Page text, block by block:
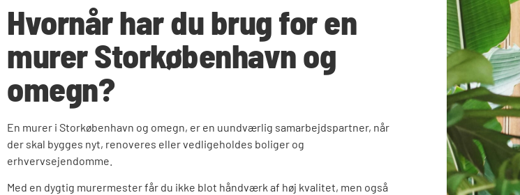
Hvornår har du brug for en
murer Storkøbenhavn og
omegn?
En murer i Storkøbenhavn og omegn, er en uundværlig samarbejdspartner, når
der skal bygges nyt, renoveres eller vedligeholdes boliger og
erhvervsejendomme.
Med en dygtig murermester får du ikke blot håndværk af høj kvalitet, men også